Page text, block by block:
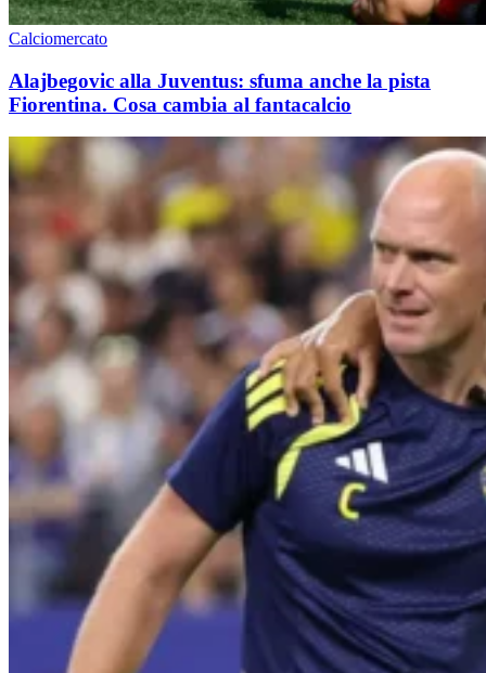
Calciomercato
Alajbegovic alla Juventus: sfuma anche la pista
Fiorentina. Cosa cambia al fantacalcio